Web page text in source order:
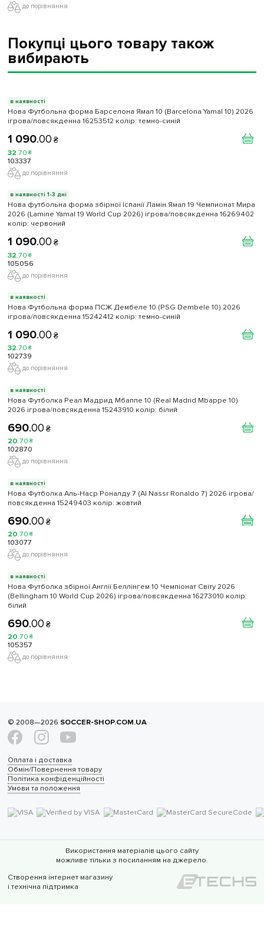
до порівняння
Покупці цього товару також
вибирають
в наявності
Нова Футбольна форма Барселона Ямал 10 (Barcelona Yamal 10) 2026
ігрова/повсякденна 16253512 колiр: темно-синій
1 090.00 ₴
32.70 ₴
103337
до порівняння
в наявності 1-3 дні
Нова футбольна форма збірної Іспанії Ламін Ямал 19 Чемпионат Мира
2026 (Lamine Yamal 19 World Cup 2026) ігрова/повсякденна 16269402
колiр: червоний
1 090.00 ₴
32.70 ₴
105056
до порівняння
в наявності
Нова Футбольна форма ПСЖ Дембеле 10 (PSG Dembele 10) 2026
ігрова/повсякденна 15242412 колiр: темно-синій
1 090.00 ₴
32.70 ₴
102739
до порівняння
в наявності
Нова Футболка Реал Мадрид Мбаппе 10 (Real Madrid Mbappe 10)
2026 ігрова/повсякденна 15243910 колiр: білий
690.00 ₴
20.70 ₴
102870
до порівняння
в наявності
Нова Футболка Аль-Наср Роналду 7 (Al Nassr Ronaldo 7) 2026 ігрова/
повсякденна 15249403 колiр: жовтий
690.00 ₴
20.70 ₴
103077
до порівняння
в наявності
Нова Футболка збірної Англії Беллінгем 10 Чемпіонат Світу 2026
(Bellingham 10 World Cup 2026) ігрова/повсякденна 16273010 колiр:
білий
690.00 ₴
20.70 ₴
105357
до порівняння
© 2008—2026 SOCCER-SHOP.COM.UA
Оплата і доставка
Обмін/Повернення товару
Політика конфіденційності
Умови та положення
Використання матеріалів цього сайту
можливе тільки з посиланням на джерело.
Створення інтернет магазину
і технічна підтримка